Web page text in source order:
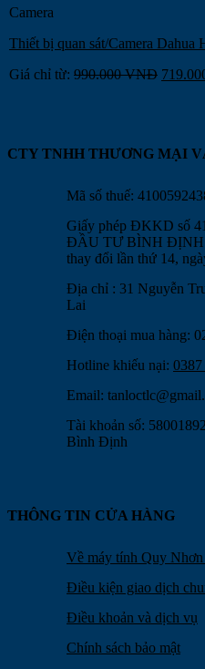
Camera
Thiết bị quan sát/Camera
Giá chỉ từ: 990.000VNĐ
CTY TNHH THƯƠNG MẠI
Mã số thuế:
Giấy phép ĐKKD số
ĐẦU TƯ BÌNH ĐỊNH
thay đổi lần thứ 14,
Địa chỉ : 31 Nguyễn
Lai
Điện thoại mua hàng:
Hotline khiếu nại:
Email:
Tài khoản số:
Bình Định
THÔNG TIN CỬA HÀNG
Về máy tính Quy
Điều kiện giao dịch
Điều khoản và dịch vụ
Chính sách bảo mật